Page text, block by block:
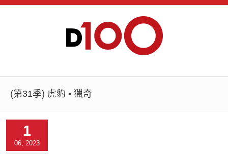
(第31季) 虎豹 • 獵奇
1
06, 2023